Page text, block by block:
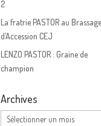
2
La fratrie PASTOR au Brassage
d’Accession CEJ
LENZO PASTOR : Graine de
champion
Archives
Archives